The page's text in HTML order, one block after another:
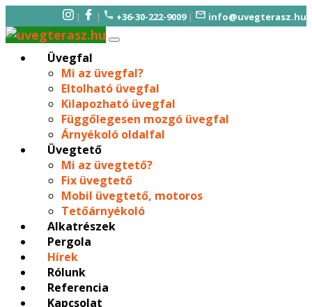
| | +36-30-222-9009 | info@uvegterasz.hu
Üvegfal
Mi az üvegfal?
Eltolható üvegfal
Kilapozható üvegfal
Függőlegesen mozgó üvegfal
Árnyékoló oldalfal
Üvegtető
Mi az üvegtető?
Fix üvegtető
Mobil üvegtető, motoros
Tetőárnyékoló
Alkatrészek
Pergola
Hírek
Rólunk
Referencia
Kapcsolat